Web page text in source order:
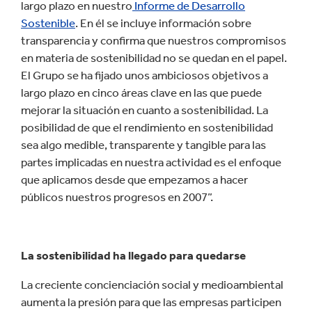
largo plazo en nuestro Informe de Desarrollo
Sostenible. En él se incluye información sobre
transparencia y confirma que nuestros compromisos
en materia de sostenibilidad no se quedan en el papel.
El Grupo se ha fijado unos ambiciosos objetivos a
largo plazo en cinco áreas clave en las que puede
mejorar la situación en cuanto a sostenibilidad. La
posibilidad de que el rendimiento en sostenibilidad
sea algo medible, transparente y tangible para las
partes implicadas en nuestra actividad es el enfoque
que aplicamos desde que empezamos a hacer
públicos nuestros progresos en 2007”.
La sostenibilidad ha llegado para quedarse
La creciente concienciación social y medioambiental
aumenta la presión para que las empresas participen